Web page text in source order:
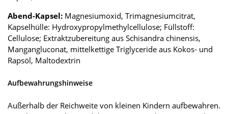
Abend-Kapsel: Magnesiumoxid, Trimagnesiumcitrat,
Kapselhülle: Hydroxypropylmethylcellulose; Füllstoff:
Cellulose; Extraktzubereitung aus Schisandra chinensis,
Mangangluconat, mittelkettige Triglyceride aus Kokos- und
Rapsöl, Maltodextrin
Aufbewahrungshinweise
Außerhalb der Reichweite von kleinen Kindern aufbewahren.